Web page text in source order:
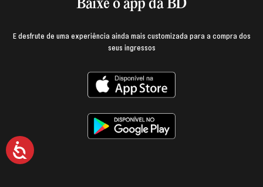
Acessibilidade
Baixe o app da BD
E desfrute de uma experiência ainda mais customizada para a compra dos
seus ingressos